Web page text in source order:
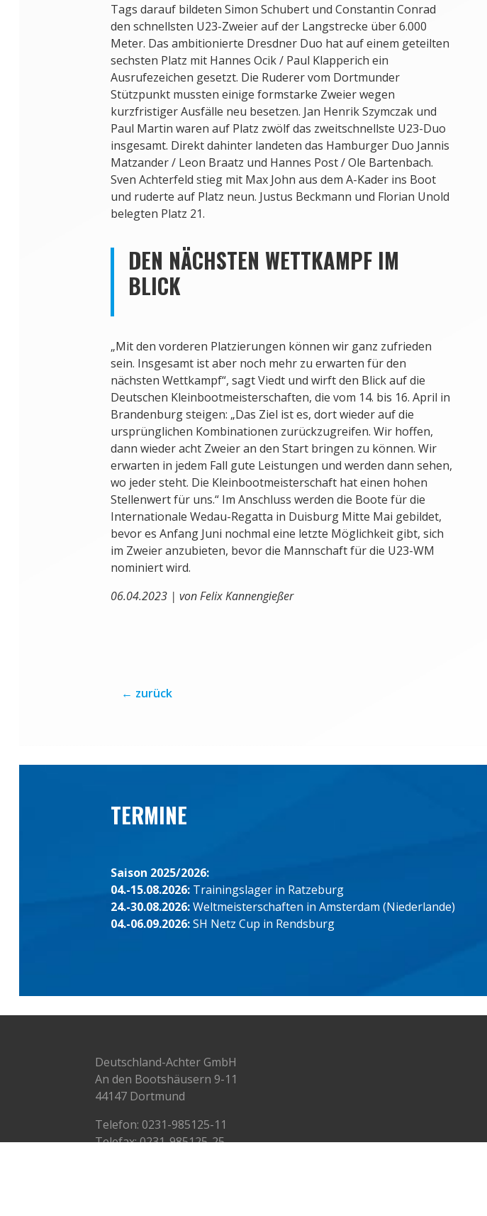
Tags darauf bildeten Simon Schubert und Constantin Conrad
den schnellsten U23-Zweier auf der Langstrecke über 6.000
Meter. Das ambitionierte Dresdner Duo hat auf einem geteilten
sechsten Platz mit Hannes Ocik / Paul Klapperich ein
Ausrufezeichen gesetzt. Die Ruderer vom Dortmunder
Stützpunkt mussten einige formstarke Zweier wegen
kurzfristiger Ausfälle neu besetzen. Jan Henrik Szymczak und
Paul Martin waren auf Platz zwölf das zweitschnellste U23-Duo
insgesamt. Direkt dahinter landeten das Hamburger Duo Jannis
Matzander / Leon Braatz und Hannes Post / Ole Bartenbach.
Sven Achterfeld stieg mit Max John aus dem A-Kader ins Boot
und ruderte auf Platz neun. Justus Beckmann und Florian Unold
belegten Platz 21.
DEN NÄCHSTEN WETTKAMPF IM
BLICK
„Mit den vorderen Platzierungen können wir ganz zufrieden
sein. Insgesamt ist aber noch mehr zu erwarten für den
nächsten Wettkampf“, sagt Viedt und wirft den Blick auf die
Deutschen Kleinbootmeisterschaften, die vom 14. bis 16. April in
Brandenburg steigen: „Das Ziel ist es, dort wieder auf die
ursprünglichen Kombinationen zurückzugreifen. Wir hoffen,
dann wieder acht Zweier an den Start bringen zu können. Wir
erwarten in jedem Fall gute Leistungen und werden dann sehen,
wo jeder steht. Die Kleinbootmeisterschaft hat einen hohen
Stellenwert für uns.“ Im Anschluss werden die Boote für die
Internationale Wedau-Regatta in Duisburg Mitte Mai gebildet,
bevor es Anfang Juni nochmal eine letzte Möglichkeit gibt, sich
im Zweier anzubieten, bevor die Mannschaft für die U23-WM
nominiert wird.
06.04.2023 | von Felix Kannengießer
← zurück
TERMINE
Saison 2025/2026:
04.-15.08.2026: Trainingslager in Ratzeburg
24.-30.08.2026:Weltmeisterschaften in Amsterdam (Niederlande)
04.-06.09.2026:SH Netz Cup in Rendsburg
Deutschland-Achter GmbH
An den Bootshäusern 9-11
44147 Dortmund
Telefon: 0231-985125-11
Telefax: 0231-985125-25